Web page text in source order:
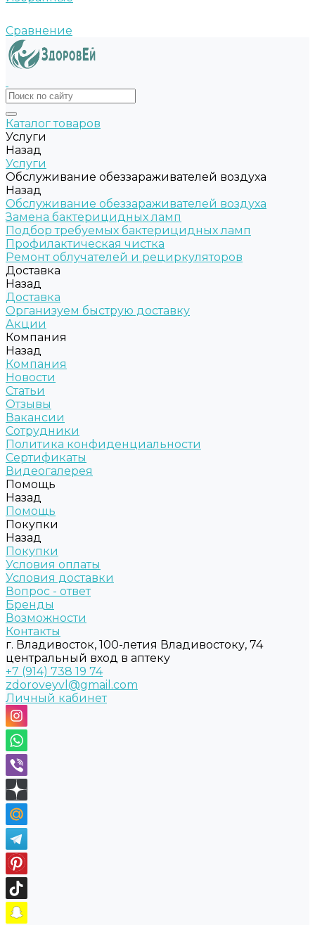
Сравнение
Каталог товаров
Услуги
Назад
Услуги
Обслуживание обеззараживателей воздуха
Назад
Обслуживание обеззараживателей воздуха
Замена бактерицидных ламп
Подбор требуемых бактерицидных ламп
Профилактическая чистка
Ремонт облучателей и рециркуляторов
Доставка
Назад
Доставка
Организуем быструю доставку
Акции
Компания
Назад
Компания
Новости
Статьи
Отзывы
Вакансии
Сотрудники
Политика конфиденциальности
Сертификаты
Видеогалерея
Помощь
Назад
Помощь
Покупки
Назад
Покупки
Условия оплаты
Условия доставки
Вопрос - ответ
Бренды
Возможности
Контакты
г. Владивосток, 100-летия Владивостоку, 74
центральный вход в аптеку
+7 (914) 738 19 74
zdoroveyvl@gmail.com
Личный кабинет